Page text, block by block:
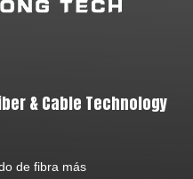
& Cable Technology
de fibra más